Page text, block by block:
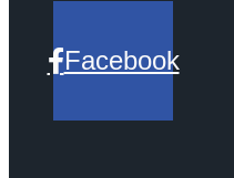
Facebook